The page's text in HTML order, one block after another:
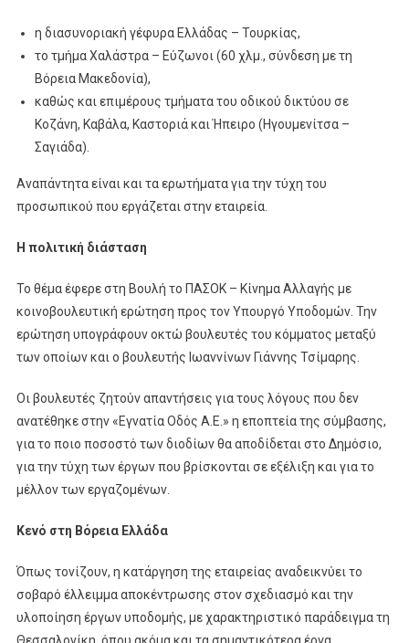
η διασυνοριακή γέφυρα Ελλάδας – Τουρκίας,
το τμήμα Χαλάστρα – Εύζωνοι (60 χλμ., σύνδεση με τη
Βόρεια Μακεδονία),
καθώς και επιμέρους τμήματα του οδικού δικτύου σε
Κοζάνη, Καβάλα, Καστοριά και Ήπειρο (Ηγουμενίτσα –
Σαγιάδα).
Αναπάντητα είναι και τα ερωτήματα για την τύχη του
προσωπικού που εργάζεται στην εταιρεία.
Η πολιτική διάσταση
Το θέμα έφερε στη Βουλή το ΠΑΣΟΚ – Κίνημα Αλλαγής με
κοινοβουλευτική ερώτηση προς τον Υπουργό Υποδομών. Την
ερώτηση υπογράφουν οκτώ βουλευτές του κόμματος μεταξύ
των οποίων και ο βουλευτής Ιωαννίνων Γιάννης Τσίμαρης.
Οι βουλευτές ζητούν απαντήσεις για τους λόγους που δεν
ανατέθηκε στην «Εγνατία Οδός Α.Ε.» η εποπτεία της σύμβασης,
για το ποιο ποσοστό των διοδίων θα αποδίδεται στο Δημόσιο,
για την τύχη των έργων που βρίσκονται σε εξέλιξη και για το
μέλλον των εργαζομένων.
Κενό στη Βόρεια Ελλάδα
Όπως τονίζουν, η κατάργηση της εταιρείας αναδεικνύει το
σοβαρό έλλειμμα αποκέντρωσης στον σχεδιασμό και την
υλοποίηση έργων υποδομής, με χαρακτηριστικό παράδειγμα τη
Θεσσαλονίκη, όπου ακόμα και τα σημαντικότερα έργα